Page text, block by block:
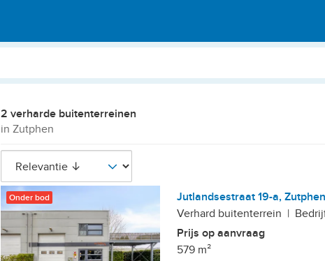
2 verharde buitenterreinen
in Zutphen
Onder bod
Jutlandsestraat 19-a, Zutphen
Verhard buitenterrein |
Prijs op aanvraag
579 m²